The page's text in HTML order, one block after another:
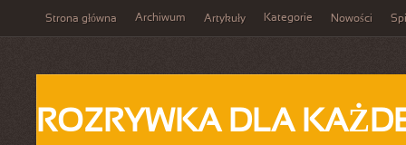
Strona główna Archiwum Artykuły Kategorie Nowości
ROZRYWKA DLA